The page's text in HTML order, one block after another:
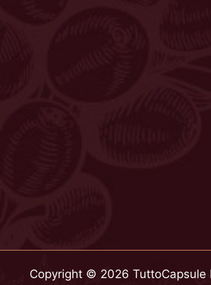
Copyright © 2026 TuttoCapsule